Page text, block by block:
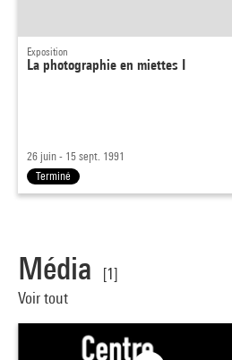
Exposition
La photographie en miettes I
26 juin - 15 sept. 1991
Terminé
Média
[1]
Voir tout